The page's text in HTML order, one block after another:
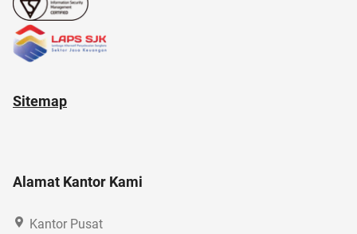
Sitemap
Alamat Kantor Kami
Kantor Pusat